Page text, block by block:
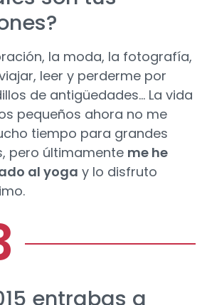
la moda, la fotografía,
leer y perderme por
de antigüedades... La vida
pequeños ahora no me
tiempo para grandes
pero últimamente me he
al yoga y lo disfruto
entrabas a